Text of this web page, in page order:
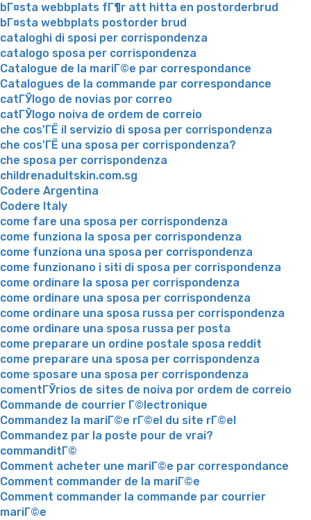
bГ¤sta webbplats fГ¶r att hitta en postorderbrud
bГ¤sta webbplats postorder brud
cataloghi di sposi per corrispondenza
catalogo sposa per corrispondenza
Catalogue de la mariГ©e par correspondance
Catalogues de la commande par correspondance
catГЎlogo de novias por correo
catГЎlogo noiva de ordem de correio
che cos'ГЁ il servizio di sposa per corrispondenza
che cos'ГЁ una sposa per corrispondenza?
che sposa per corrispondenza
childrenadultskin.com.sg
Codere Argentina
Codere Italy
come fare una sposa per corrispondenza
come funziona la sposa per corrispondenza
come funziona una sposa per corrispondenza
come funzionano i siti di sposa per corrispondenza
come ordinare la sposa per corrispondenza
come ordinare una sposa per corrispondenza
come ordinare una sposa russa per corrispondenza
come ordinare una sposa russa per posta
come preparare un ordine postale sposa reddit
come preparare una sposa per corrispondenza
come sposare una sposa per corrispondenza
comentГЎrios de sites de noiva por ordem de correio
Commande de courrier Г©lectronique
Commandez la mariГ©e rГ©el du site rГ©el
Commandez par la poste pour de vrai?
commanditГ©
Comment acheter une mariГ©e par correspondance
Comment commander de la mariГ©e
Comment commander la commande par courrier
mariГ©e